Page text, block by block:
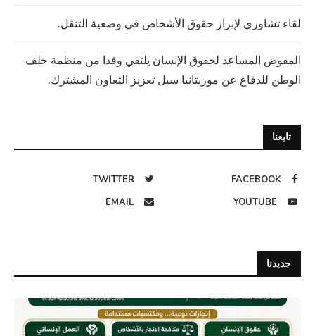
لقاء تشاوري لإبراز حقوق الأشخاص في وضعية التنقل.
المفوض المساعد لحقوق الإنسان يلتقي وفدا من منظمة حلف
الوطن للدفاع عن موريتانيا سبل تعزيز التعاون المشترك.
تابعنا
FACEBOOK
TWITTER
YOUTUBE
EMAIL
جديدنا